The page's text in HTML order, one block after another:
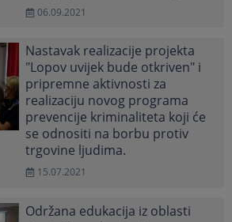
06.09.2021
Nastavak realizacije projekta
"Lopov uvijek bude otkriven" i
pripremne aktivnosti za
realizaciju novog programa
prevencije kriminaliteta koji će
se odnositi na borbu protiv
trgovine ljudima.
15.07.2021
Održana edukacija iz oblasti